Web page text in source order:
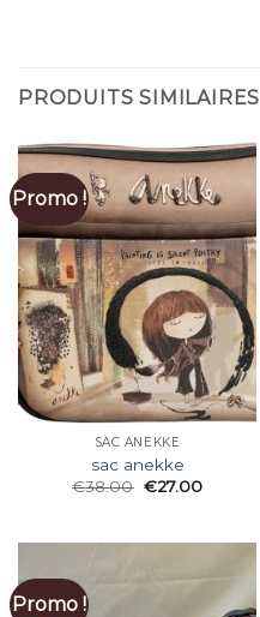
PRODUITS SIMILAIRES
Promo !
SAC ANEKKE
sac anekke
€38.00 €27.00
Promo !